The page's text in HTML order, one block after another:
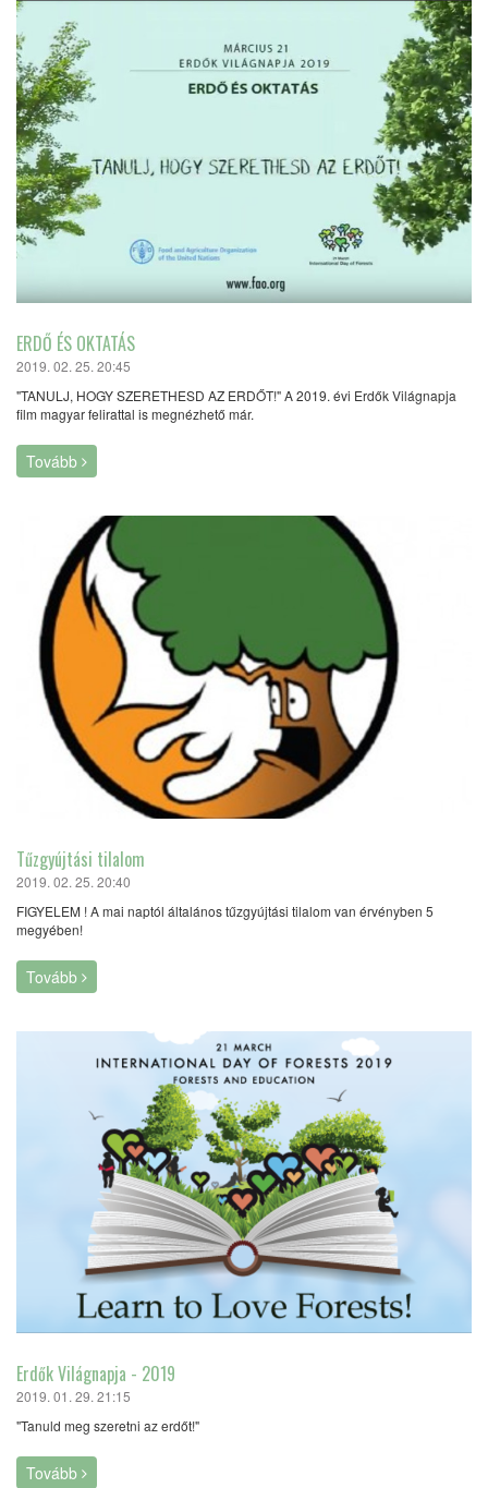
ERDŐ ÉS OKTATÁS
2019. 02. 25. 20:45
"TANULJ, HOGY SZERETHESD AZ ERDŐT!" A 2019. évi Erdők Világnapja
film magyar felirattal is megnézhető már.
Tovább
Tűzgyújtási tilalom
2019. 02. 25. 20:40
FIGYELEM ! A mai naptól általános tűzgyújtási tilalom van érvényben 5
megyében!
Tovább
Erdők Világnapja - 2019
2019. 01. 29. 21:15
"Tanuld meg szeretni az erdőt!"
Tovább